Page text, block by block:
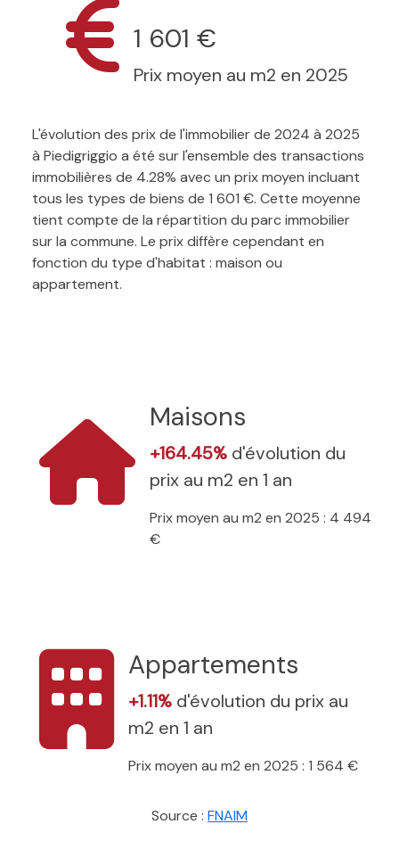
1 601 €
Prix moyen au m2 en 2025
L'évolution des prix de l'immobilier de 2024 à 2025
à Piedigriggio a été sur l'ensemble des transactions
immobilières de 4.28% avec un prix moyen incluant
tous les types de biens de 1 601 €. Cette moyenne
tient compte de la répartition du parc immobilier
sur la commune. Le prix diffère cependant en
fonction du type d'habitat : maison ou
appartement.
Maisons
+164.45% d'évolution du
prix au m2 en 1 an
Prix moyen au m2 en 2025 : 4 494
€
Appartements
+1.11% d'évolution du prix au
m2 en 1 an
Prix moyen au m2 en 2025 : 1 564 €
Source : FNAIM